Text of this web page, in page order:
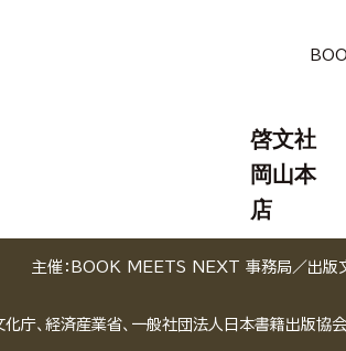
啓文社
岡山本
店
主催：BOOK MEETS NEXT 事務局／ 出版
化庁、経済産業省、一般社団法人日本書籍出版協